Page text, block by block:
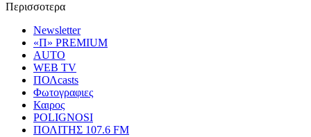
Περισσοτερα
Newsletter
«Π» PREMIUM
AUTO
WEB TV
ΠΟΛcasts
Φωτογραφιες
Καιρος
POLIGNOSI
ΠΟΛΙΤΗΣ 107.6 FM